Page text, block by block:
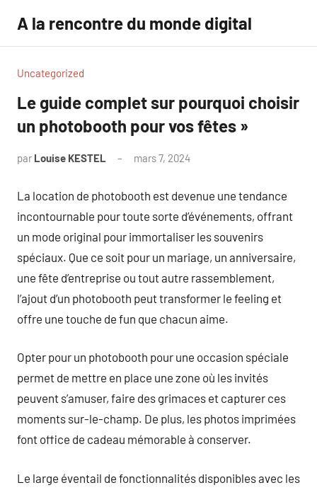
contenu
A la rencontre du monde digital
Uncategorized
Le guide complet sur pourquoi choisir
un photobooth pour vos fêtes »
par Louise KESTEL mars 7, 2024
La location de photobooth est devenue une tendance
incontournable pour toute sorte d’événements, offrant
un mode original pour immortaliser les souvenirs
spéciaux. Que ce soit pour un mariage, un anniversaire,
une fête d’entreprise ou tout autre rassemblement,
l’ajout d’un photobooth peut transformer le feeling et
offre une touche de fun que chacun aime.
Opter pour un photobooth pour une occasion spéciale
permet de mettre en place une zone où les invités
peuvent s’amuser, faire des grimaces et capturer ces
moments sur-le-champ. De plus, les photos imprimées
font office de cadeau mémorable à conserver.
Le large éventail de fonctionnalités disponibles avec les